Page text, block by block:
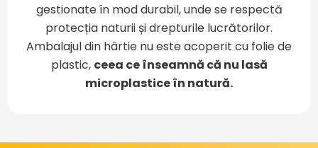
gestionate în mod durabil, unde se respectă
protecția naturii și drepturile lucrătorilor.
Ambalajul din hârtie nu este acoperit cu folie de
plastic, ceea ce înseamnă că nu lasă
microplastice în natură.